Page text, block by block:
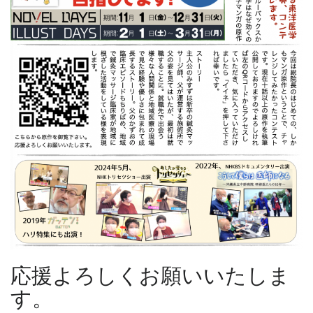
応援よろしくお願いいたしま
す。